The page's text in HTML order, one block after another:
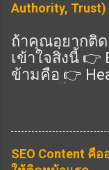
Authority,
ถ้าคุณอยากติด
เข้าใจสิ่งนี้ 👉
ข้ามคือ 👉
ว่าเนื้อหาคุณ:
ครบ = อันดับดี
SEO Content คื